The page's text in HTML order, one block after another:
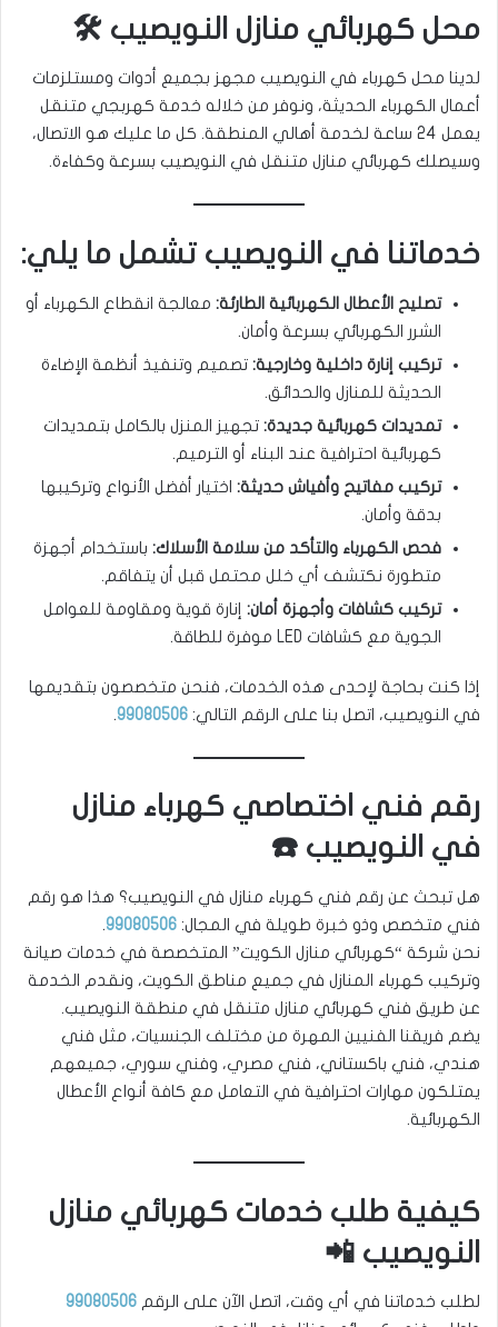
محل كهربائي منازل النويصيب 🛠️
لدينا محل كهرباء في النويصيب مجهز بجميع أدوات ومستلزمات
أعمال الكهرباء الحديثة، ونوفر من خلاله خدمة كهربجي متنقل
يعمل 24 ساعة لخدمة أهالي المنطقة. كل ما عليك هو الاتصال،
وسيصلك كهربائي منازل متنقل في النويصيب بسرعة وكفاءة.
خدماتنا في النويصيب تشمل ما يلي:
تصليح الأعطال الكهربائية الطارئة: معالجة انقطاع الكهرباء أو
الشرر الكهربائي بسرعة وأمان.
تركيب إنارة داخلية وخارجية: تصميم وتنفيذ أنظمة الإضاءة
الحديثة للمنازل والحدائق.
تمديدات كهربائية جديدة: تجهيز المنزل بالكامل بتمديدات
كهربائية احترافية عند البناء أو الترميم.
تركيب مفاتيح وأفياش حديثة: اختيار أفضل الأنواع وتركيبها
بدقة وأمان.
فحص الكهرباء والتأكد من سلامة الأسلاك: باستخدام أجهزة
متطورة نكتشف أي خلل محتمل قبل أن يتفاقم.
تركيب كشافات وأجهزة أمان: إنارة قوية ومقاومة للعوامل
الجوية مع كشافات LED موفرة للطاقة.
إذا كنت بحاجة لإحدى هذه الخدمات، فنحن متخصصون بتقديمها
في النويصيب، اتصل بنا على الرقم التالي: 99080506
.
رقم فني اختصاصي كهرباء منازل
في النويصيب ☎️
هل تبحث عن رقم فني كهرباء منازل في النويصيب؟ هذا هو رقم
فني متخصص وذو خبرة طويلة في المجال: 99080506
.
نحن شركة “كهربائي منازل الكويت” المتخصصة في خدمات صيانة
وتركيب كهرباء المنازل في جميع مناطق الكويت، ونقدم الخدمة
عن طريق فني كهربائي منازل متنقل في منطقة النويصيب.
يضم فريقنا الفنيين المهرة من مختلف الجنسيات، مثل فني
هندي، فني باكستاني، فني مصري، وفني سوري، جميعهم
يمتلكون مهارات احترافية في التعامل مع كافة أنواع الأعطال
الكهربائية.
كيفية طلب خدمات كهربائي منازل
النويصيب 📲
لطلب خدماتنا في أي وقت، اتصل الآن على الرقم 99080506